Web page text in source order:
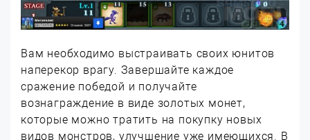
Вам необходимо выстраивать своих юнитов
наперекор врагу. Завершайте каждое
сражение победой и получайте
вознаграждение в виде золотых монет,
которые можно тратить на покупку новых
видов монстров, улучшение уже имеющихся. В